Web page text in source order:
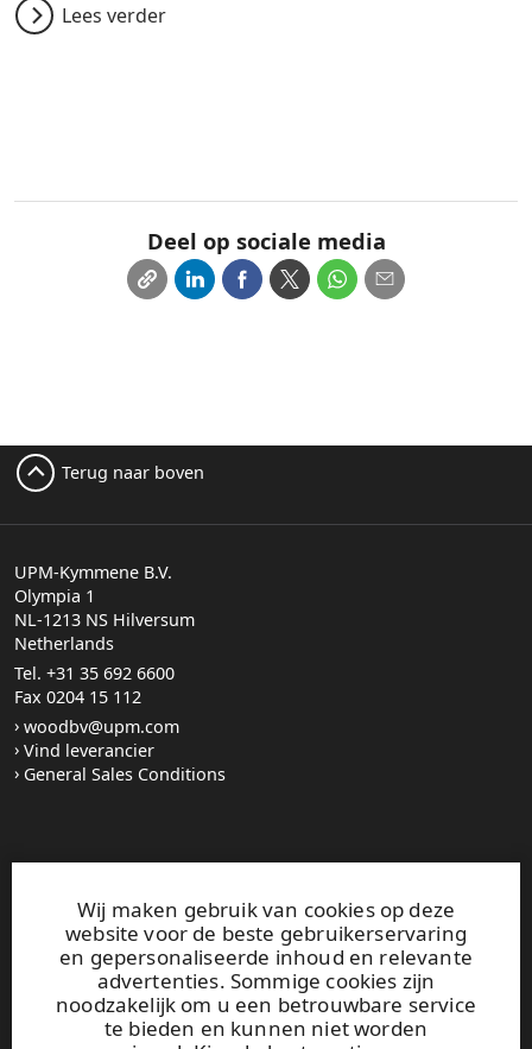
Lees verder
Deel op sociale media
Wij maken gebruik van cookies op deze
website voor de beste gebruikerservaring
en gepersonaliseerde inhoud en relevante
advertenties. Sommige cookies zijn
noodzakelijk om u een betrouwbare service
te bieden en kunnen niet worden
Terug naar boven
UPM-Kymmene B.V.
Olympia 1
NL-1213 NS Hilversum
Netherlands
Tel. +31 35 692 6600
Fax 0204 15 112
woodbv@upm.com
Vind leverancier
General Sales Conditions
Fotogalerij